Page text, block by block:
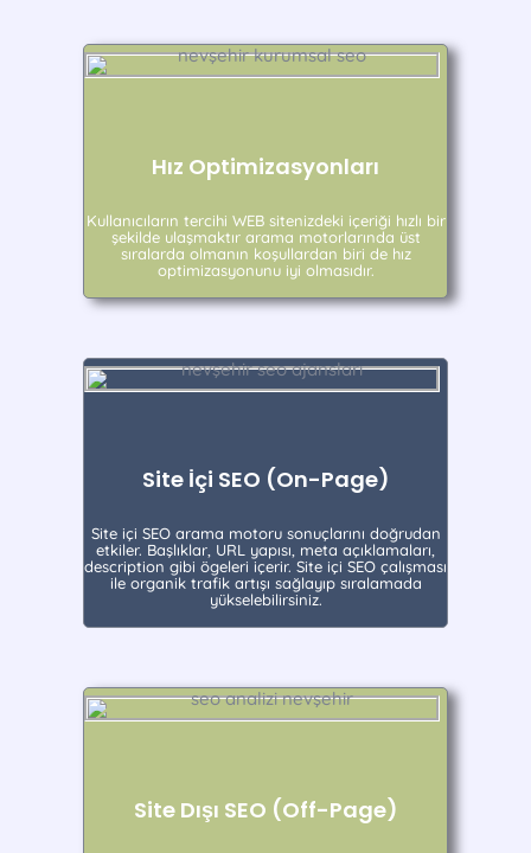
Hız Optimizasyonları
Kullanıcıların tercihi WEB sitenizdeki içeriği hızlı bir
şekilde ulaşmaktır arama motorlarında üst
sıralarda olmanın koşullardan biri de hız
optimizasyonunu iyi olmasıdır.
Site İçi SEO (On-Page)
Site içi SEO arama motoru sonuçlarını doğrudan
etkiler. Başlıklar, URL yapısı, meta açıklamaları,
description gibi ögeleri içerir. Site içi SEO çalışması
ile organik trafik artışı sağlayıp sıralamada
yükselebilirsiniz.
Site Dışı SEO (Off-Page)